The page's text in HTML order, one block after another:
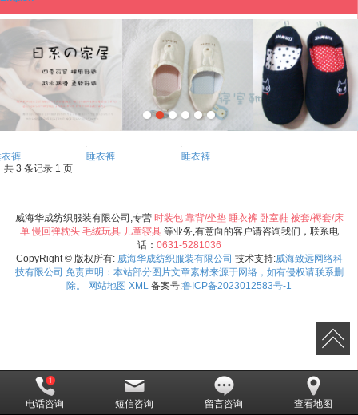
裤 睡衣裤
睡衣裤
共 3 条记录 1 页
威海华成纺织服装有限公司,专营 时装包 靠背/坐垫 睡衣裤 卧室鞋 被套/褥套/床
单 慢回弹枕头 毛绒玩具 儿童寝具等业务,有意向的客户请咨询我们，联系电
话： 0631-5281036
CopyRight © 版权所有: 威海华成纺织服装有限公司 技术支持:威海致远网络科
技有限公司 免责声明：本站部分图片文章素材来源于网络，如有侵权请联系删
除。
网站地图 XML 备案号:鲁ICP备2023012583号-1
电话咨询 短信咨询 留言咨询 查看地图